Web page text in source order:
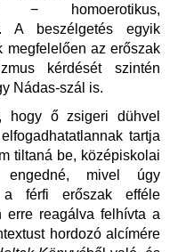
− homoerotikus,
A beszélgetés egyik
megfelelően az erőszak
kérdését szintén
Nádas-szál is.
hogy ő zsigeri dühvel
tartja
tiltaná be, középiskolai
engedné, mivel úgy
a férfi erőszak efféle
erre reagálva felhívta a
hordozó alcímére